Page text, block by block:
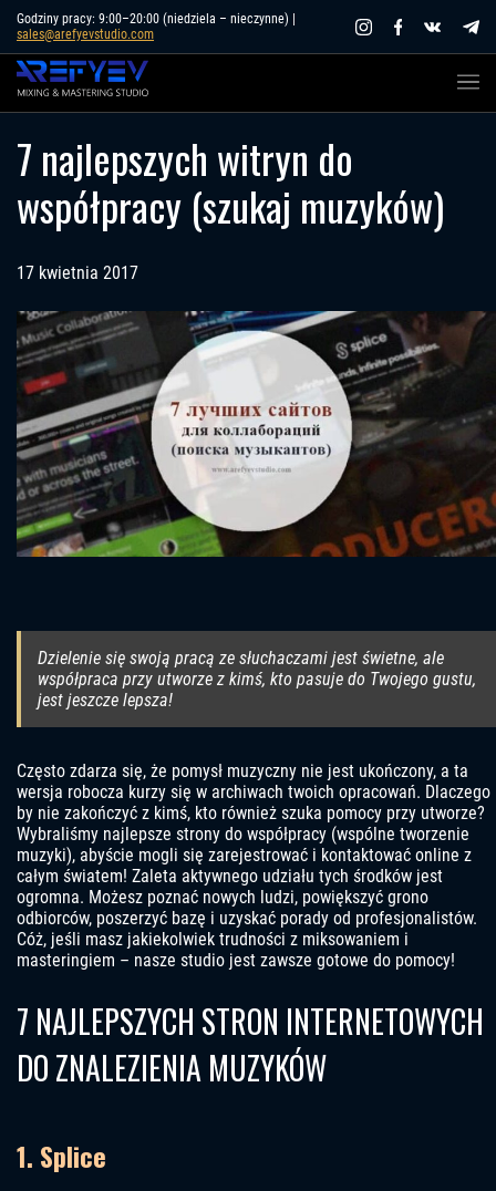
Skip
content
Godziny pracy: 9:00–20:00 (niedziela – nieczynne) |
sales@arefyevstudio.com
7 najlepszych witryn do
współpracy (szukaj muzyków)
17 kwietnia 2017
Dzielenie się swoją pracą ze słuchaczami jest świetne, ale
współpraca przy utworze z kimś, kto pasuje do Twojego gustu,
jest jeszcze lepsza!
Często zdarza się, że pomysł muzyczny nie jest ukończony, a ta
wersja robocza kurzy się w archiwach twoich opracowań. Dlaczego
by nie zakończyć z kimś, kto również szuka pomocy przy utworze?
Wybraliśmy najlepsze strony do współpracy (wspólne tworzenie
muzyki), abyście mogli się zarejestrować i kontaktować online z
całym światem! Zaleta aktywnego udziału tych środków jest
ogromna. Możesz poznać nowych ludzi, powiększyć grono
odbiorców, poszerzyć bazę i uzyskać porady od profesjonalistów.
Cóż, jeśli masz jakiekolwiek trudności z miksowaniem i
masteringiem – nasze studio jest zawsze gotowe do pomocy!
7 NAJLEPSZYCH STRON INTERNETOWYCH
DO ZNALEZIENIA MUZYKÓW
1. Splice